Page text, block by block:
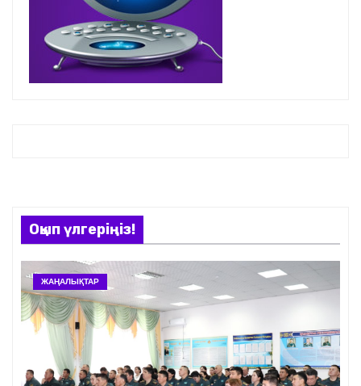
Оқып үлгеріңіз!
ЖАҢАЛЫҚТАР